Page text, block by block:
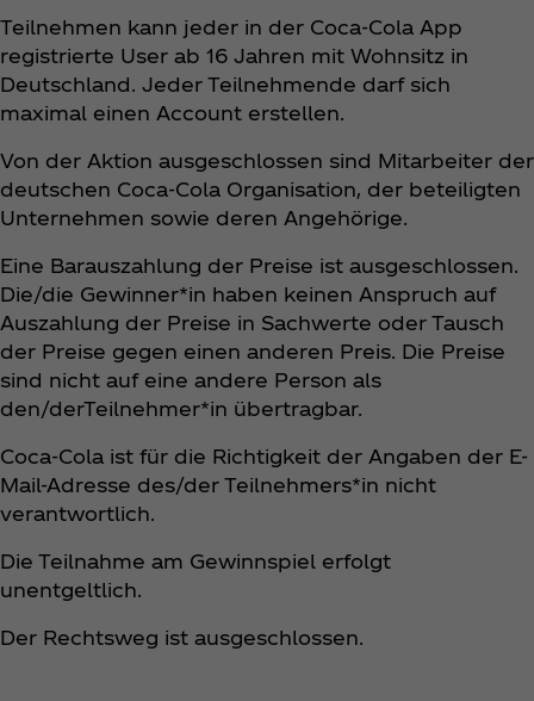
Teilnehmen kann jeder in der Coca‑Cola App
registrierte User ab 16 Jahren mit Wohnsitz in
Deutschland. Jeder Teilnehmende darf sich
maximal einen Account erstellen.
Von der Aktion ausgeschlossen sind Mitarbeiter der
deutschen Coca‑Cola Organisation, der beteiligten
Unternehmen sowie deren Angehörige.
Eine Barauszahlung der Preise ist ausgeschlossen.
Die/die Gewinner*in haben keinen Anspruch auf
Auszahlung der Preise in Sachwerte oder Tausch
der Preise gegen einen anderen Preis. Die Preise
sind nicht auf eine andere Person als
den/derTeilnehmer*in übertragbar.
Coca‑Cola ist für die Richtigkeit der Angaben der E-
Mail-Adresse des/der Teilnehmers*in nicht
verantwortlich.
Die Teilnahme am Gewinnspiel erfolgt
unentgeltlich.
Der Rechtsweg ist ausgeschlossen.